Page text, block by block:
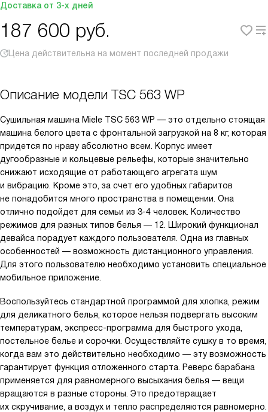
Доставка от 3-х дней
187 600 руб.
Цена действительна на момент последней продажи
Описание модели TSC 563 WP
Сушильная машина Miele TSC 563 WP — это отдельно стоящая
машина белого цвета с фронтальной загрузкой на 8 кг, которая
придется по нраву абсолютно всем. Корпус имеет
дугообразные и кольцевые рельефы, которые значительно
снижают исходящие от работающего агрегата шум
и вибрацию. Кроме это, за счет его удобных габаритов
не понадобится много пространства в помещении. Она
отлично подойдет для семьи из 3-4 человек. Количество
режимов для разных типов белья — 12. Широкий функционал
девайса порадует каждого пользователя. Одна из главных
особенностей — возможность дистанционного управления.
Для этого пользователю необходимо установить специальное
мобильное приложение.
Воспользуйтесь стандартной программой для хлопка, режим
для деликатного белья, которое нельзя подвергать высоким
температурам, экспресс-программа для быстрого ухода,
постельное белье и сорочки. Осуществляйте сушку в то время,
когда вам это действительно необходимо — эту возможность
гарантирует функция отложенного старта. Реверс барабана
применяется для равномерного высыхания белья — вещи
вращаются в разные стороны. Это предотвращает
их скручивание, а воздух и тепло распределяются равномерно.